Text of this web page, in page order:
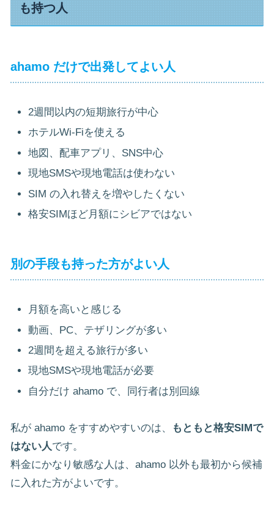
も持つ人
ahamo だけで出発してよい人
2週間以内の短期旅行が中心
ホテルWi-Fiを使える
地図、配車アプリ、SNS中心
現地SMSや現地電話は使わない
SIM の入れ替えを増やしたくない
格安SIMほど月額にシビアではない
別の手段も持った方がよい人
月額を高いと感じる
動画、PC、テザリングが多い
2週間を超える旅行が多い
現地SMSや現地電話が必要
自分だけ ahamo で、同行者は別回線
私が ahamo をすすめやすいのは、
もともと格安SIMで
はない人です。
料金にかなり敏感な人は、ahamo 以外も最初から候補
に入れた方がよいです。